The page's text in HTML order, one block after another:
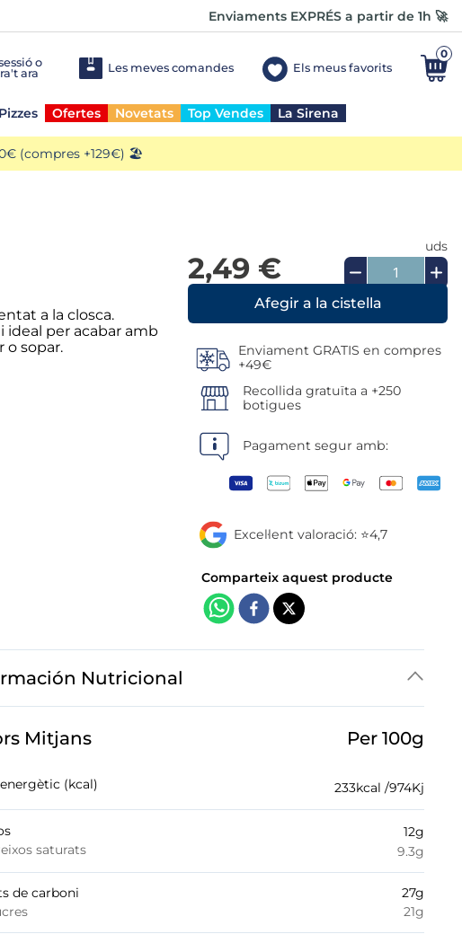
Enviaments EXPRÉS a partir de 1h 🚀
Les meves comandes Els meus favorits
0
Pizzes Ofertes Novetats Top Vendes La Sirena
(compres +129€) 🏖️
a la closca.
ideal per acabar amb
o sopar.
2,49 €
uds
Enviament GRATIS en compres
+49€
Recollida gratuïta a +250
botigues
Pagament segur amb:
Excel·lent valoració: ⭐4,7
Nutricional
Mitjans Per 100g
(kcal) 233kcal /974Kj
saturats
12g
9.3g
de carboni
27g
21g